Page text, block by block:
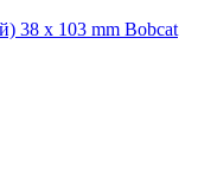
38 x 103 mm Bobcat